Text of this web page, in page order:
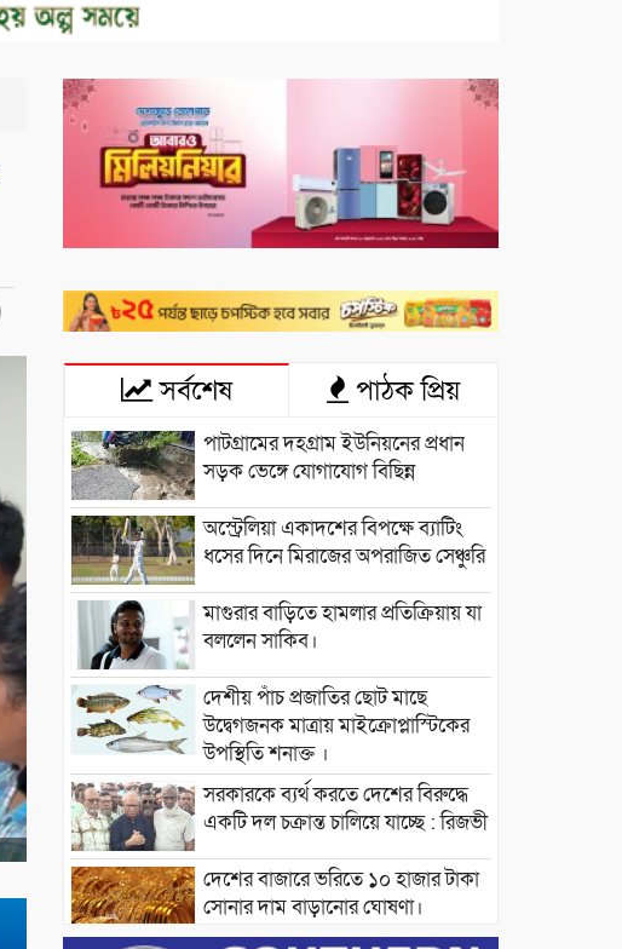
সর্বশেষ পাঠক প্রিয়
পাটগ্রামের দহগ্রাম ইউনিয়নের প্রধান
সড়ক ভেঙ্গে যোগাযোগ বিছিন্ন
অস্ট্রেলিয়া একাদশের বিপক্ষে ব্যাটিং
ধসের দিনে মিরাজের অপরাজিত সেঞ্চুরি
মাগুরার বাড়িতে হামলার প্রতিক্রিয়ায় যা
বললেন সাকিব।
দেশীয় পাঁচ প্রজাতির ছোট মাছে
উদ্বেগজনক মাত্রায় মাইক্রোপ্লাস্টিকের
উপস্থিতি শনাক্ত ।
সরকারকে ব্যর্থ করতে দেশের বিরুদ্ধে
একটি দল চক্রান্ত চালিয়ে যাচ্ছে : রিজভী
দেশের বাজারে ভরিতে ১০ হাজার টাকা
সোনার দাম বাড়ানোর ঘোষণা।